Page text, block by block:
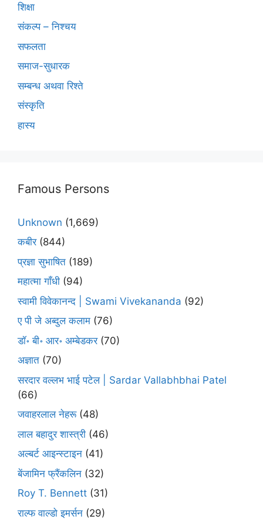
शिक्षा
संकल्प – निश्चय
सफलता
समाज-सुधारक
सम्बन्ध अथवा रिश्ते
संस्कृति
हास्य
Famous Persons
Unknown (1,669)
कबीर(844)
प्रज्ञा सुभाषित (189)
महात्मा गाँधी (94)
स्वामी विवेकानन्द | Swami Vivekananda (92)
ए पी जे अब्दुल कलाम (76)
डॉ॰ बी॰ आर॰ अम्बेडकर(70)
अज्ञात (70)
सरदार वल्लभ भाई पटेल | Sardar Vallabhbhai Patel
(66)
जवाहरलाल नेहरू(48)
लाल बहादुर शास्त्री (46)
अल्बर्ट आइन्स्टाइन (41)
बेंजामिन फ्रैंकलिन (32)
Roy T. Bennett (31)
राल्फ वाल्डो इमर्सन (29)